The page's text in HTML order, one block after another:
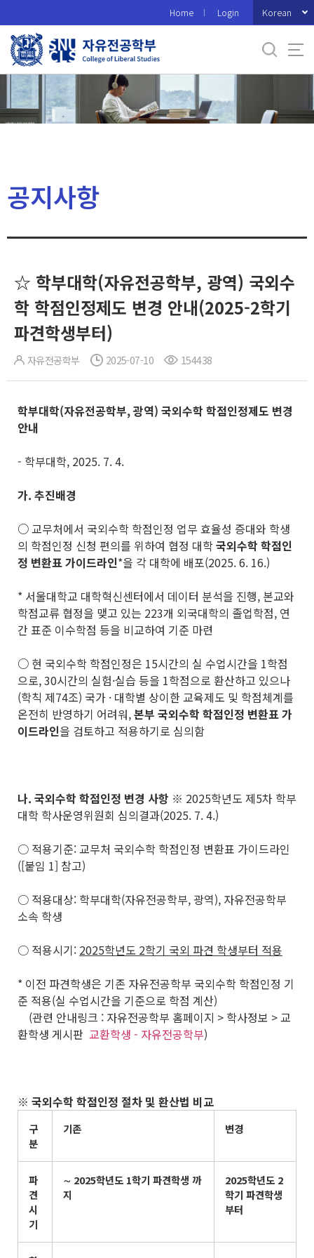
로
메
Home Login Korean
공지사항
☆ 학부대학(자유전공학부, 광역) 국외수
학 학점인정제도 변경 안내(2025-2학기
파견학생부터)
자유전공학부 2025-07-10 154438
학부대학(자유전공학부,광역) 국외수학 학점인정제도 변경
안내
- 학부대학, 2025. 7. 4.
가. 추진배경
○교무처에서 국외수학 학점인정 업무 효율성 증대와 학생
의 학점인정 신청 편의를 위하여 협정 대학국외수학 학점인
정 변환표 가이드라인*을 각 대학에 배포(2025. 6. 16.)
* 서울대학교 대학혁신센터에서 데이터 분석을 진행, 본교와
학점교류 협정을 맺고 있는 223개 외국대학의 졸업학점, 연
간 표준 이수학점 등을 비교하여 기준 마련
○ 현 국외수학 학점인정은 15시간의 실 수업시간을 1학점
으로, 30시간의 실험·실습 등을 1학점으로 환산하고 있으나
(학칙 제74조) 국가 · 대학별 상이한 교육제도 및 학점체계를
온전히 반영하기 어려워,본부 국외수학 학점인정 변환표 가
이드라인을 검토하고 적용하기로 심의함
나. 국외수학 학점인정 변경 사항 ※ 2025학년도 제5차 학부
대학 학사운영위원회 심의결과(2025. 7. 4.)
○ 적용기준: 교무처 국외수학 학점인정 변환표 가이드라인
([붙임 1] 참고)
○ 적용대상: 학부대학(자유전공학부, 광역), 자유전공학부
소속 학생
○ 적용시기: 2025학년도 2학기 국외 파견 학생부터 적용
* 이전 파견학생은 기존 자유전공학부 국외수학 학점인정 기
준 적용(실 수업시간을 기준으로 학점 계산)
(관련 안내링크 : 자유전공학부 홈페이지 > 학사정보 > 교
환학생 게시판 교환학생 - 자유전공학부)
※ 국외수학 학점인정 절차 및 환산법 비교
구
분
기존 변경
파
견
시
기
∼ 2025학년도 1학기 파견학생 까
지
2025학년도 2
학기 파견학생
부터